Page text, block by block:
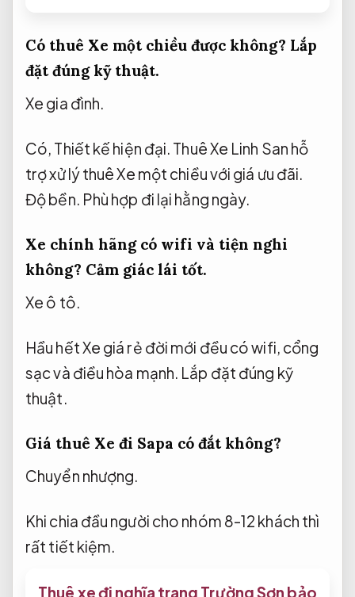
Có thuê Xe một chiều được không? Lắp
đặt đúng kỹ thuật.
Xe gia đình.
Có, Thiết kế hiện đại. Thuê Xe Linh San hỗ
trợ xử lý thuê Xe một chiều với giá ưu đãi.
Độ bền. Phù hợp đi lại hằng ngày.
Xe chính hãng có wifi và tiện nghi
không? Cảm giác lái tốt.
Xe ô tô.
Hầu hết Xe giá rẻ đời mới đều có wifi, cổng
sạc và điều hòa mạnh. Lắp đặt đúng kỹ
thuật.
Giá thuê Xe đi Sapa có đắt không?
Chuyển nhượng.
Khi chia đầu người cho nhóm 8-12 khách thì
rất tiết kiệm.
Thuê xe đi nghĩa trang Trường Sơn bảo